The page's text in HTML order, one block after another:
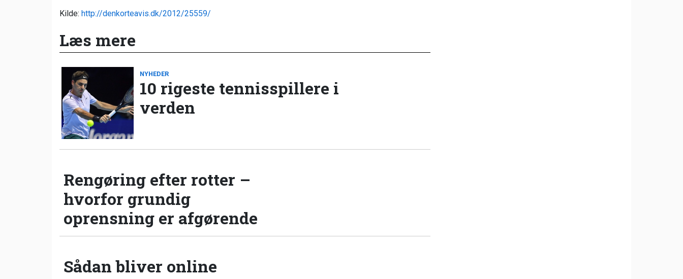
Kilde: http://denkorteavis.dk/2012/25559/
Læs mere
NYHEDER
10 rigeste tennisspillere i
verden
Rengøring efter rotter –
hvorfor grundig
oprensning er afgørende
Sådan bliver online